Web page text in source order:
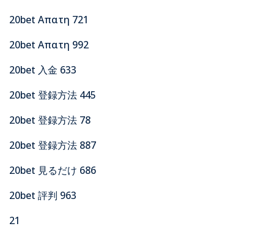
20bet Απατη 721
20bet Απατη 992
20bet 入金 633
20bet 登録方法 445
20bet 登録方法 78
20bet 登録方法 887
20bet 見るだけ 686
20bet 評判 963
21